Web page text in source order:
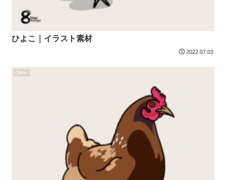
ひよこ｜イラスト素材
2022.07.03
Other